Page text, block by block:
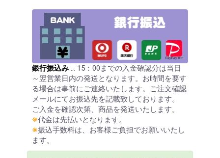
銀行振込み … 15：00までの入金確認分は当日
～翌営業日内の発送となります。お時間を要す
る場合は事前にご連絡いたします。ご注文確認
メールにてお振込先を記載致しております。
ご入金を確認次第、商品を発送いたします。
※代金は先払いとなります。
※振込手数料は、お客様ご負担でお願いいたし
ます。